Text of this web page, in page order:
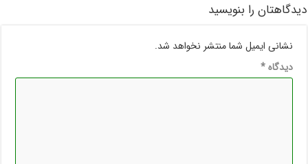
دیدگاهتان را بنویسید
نشانی ایمیل شما منتشر نخواهد شد.
دیدگاه*